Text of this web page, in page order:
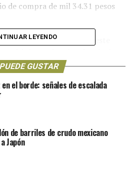
de compra de mil 34.31 pesos
de Estado considero que este
norteña.
de Minas de la Secretaría
Quiroga consideró que, si bien
a la reactivación de la
total, es simplemente un
no suficiente”.
de carbón a productores de la
Coahuila se sustenta en
LEYENDO
GUSTAR
en el borde: señales de escalada
de barriles de crudo mexicano
Japón